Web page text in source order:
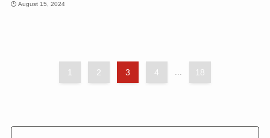
August 15, 2024
1 2 3 4 ... 18